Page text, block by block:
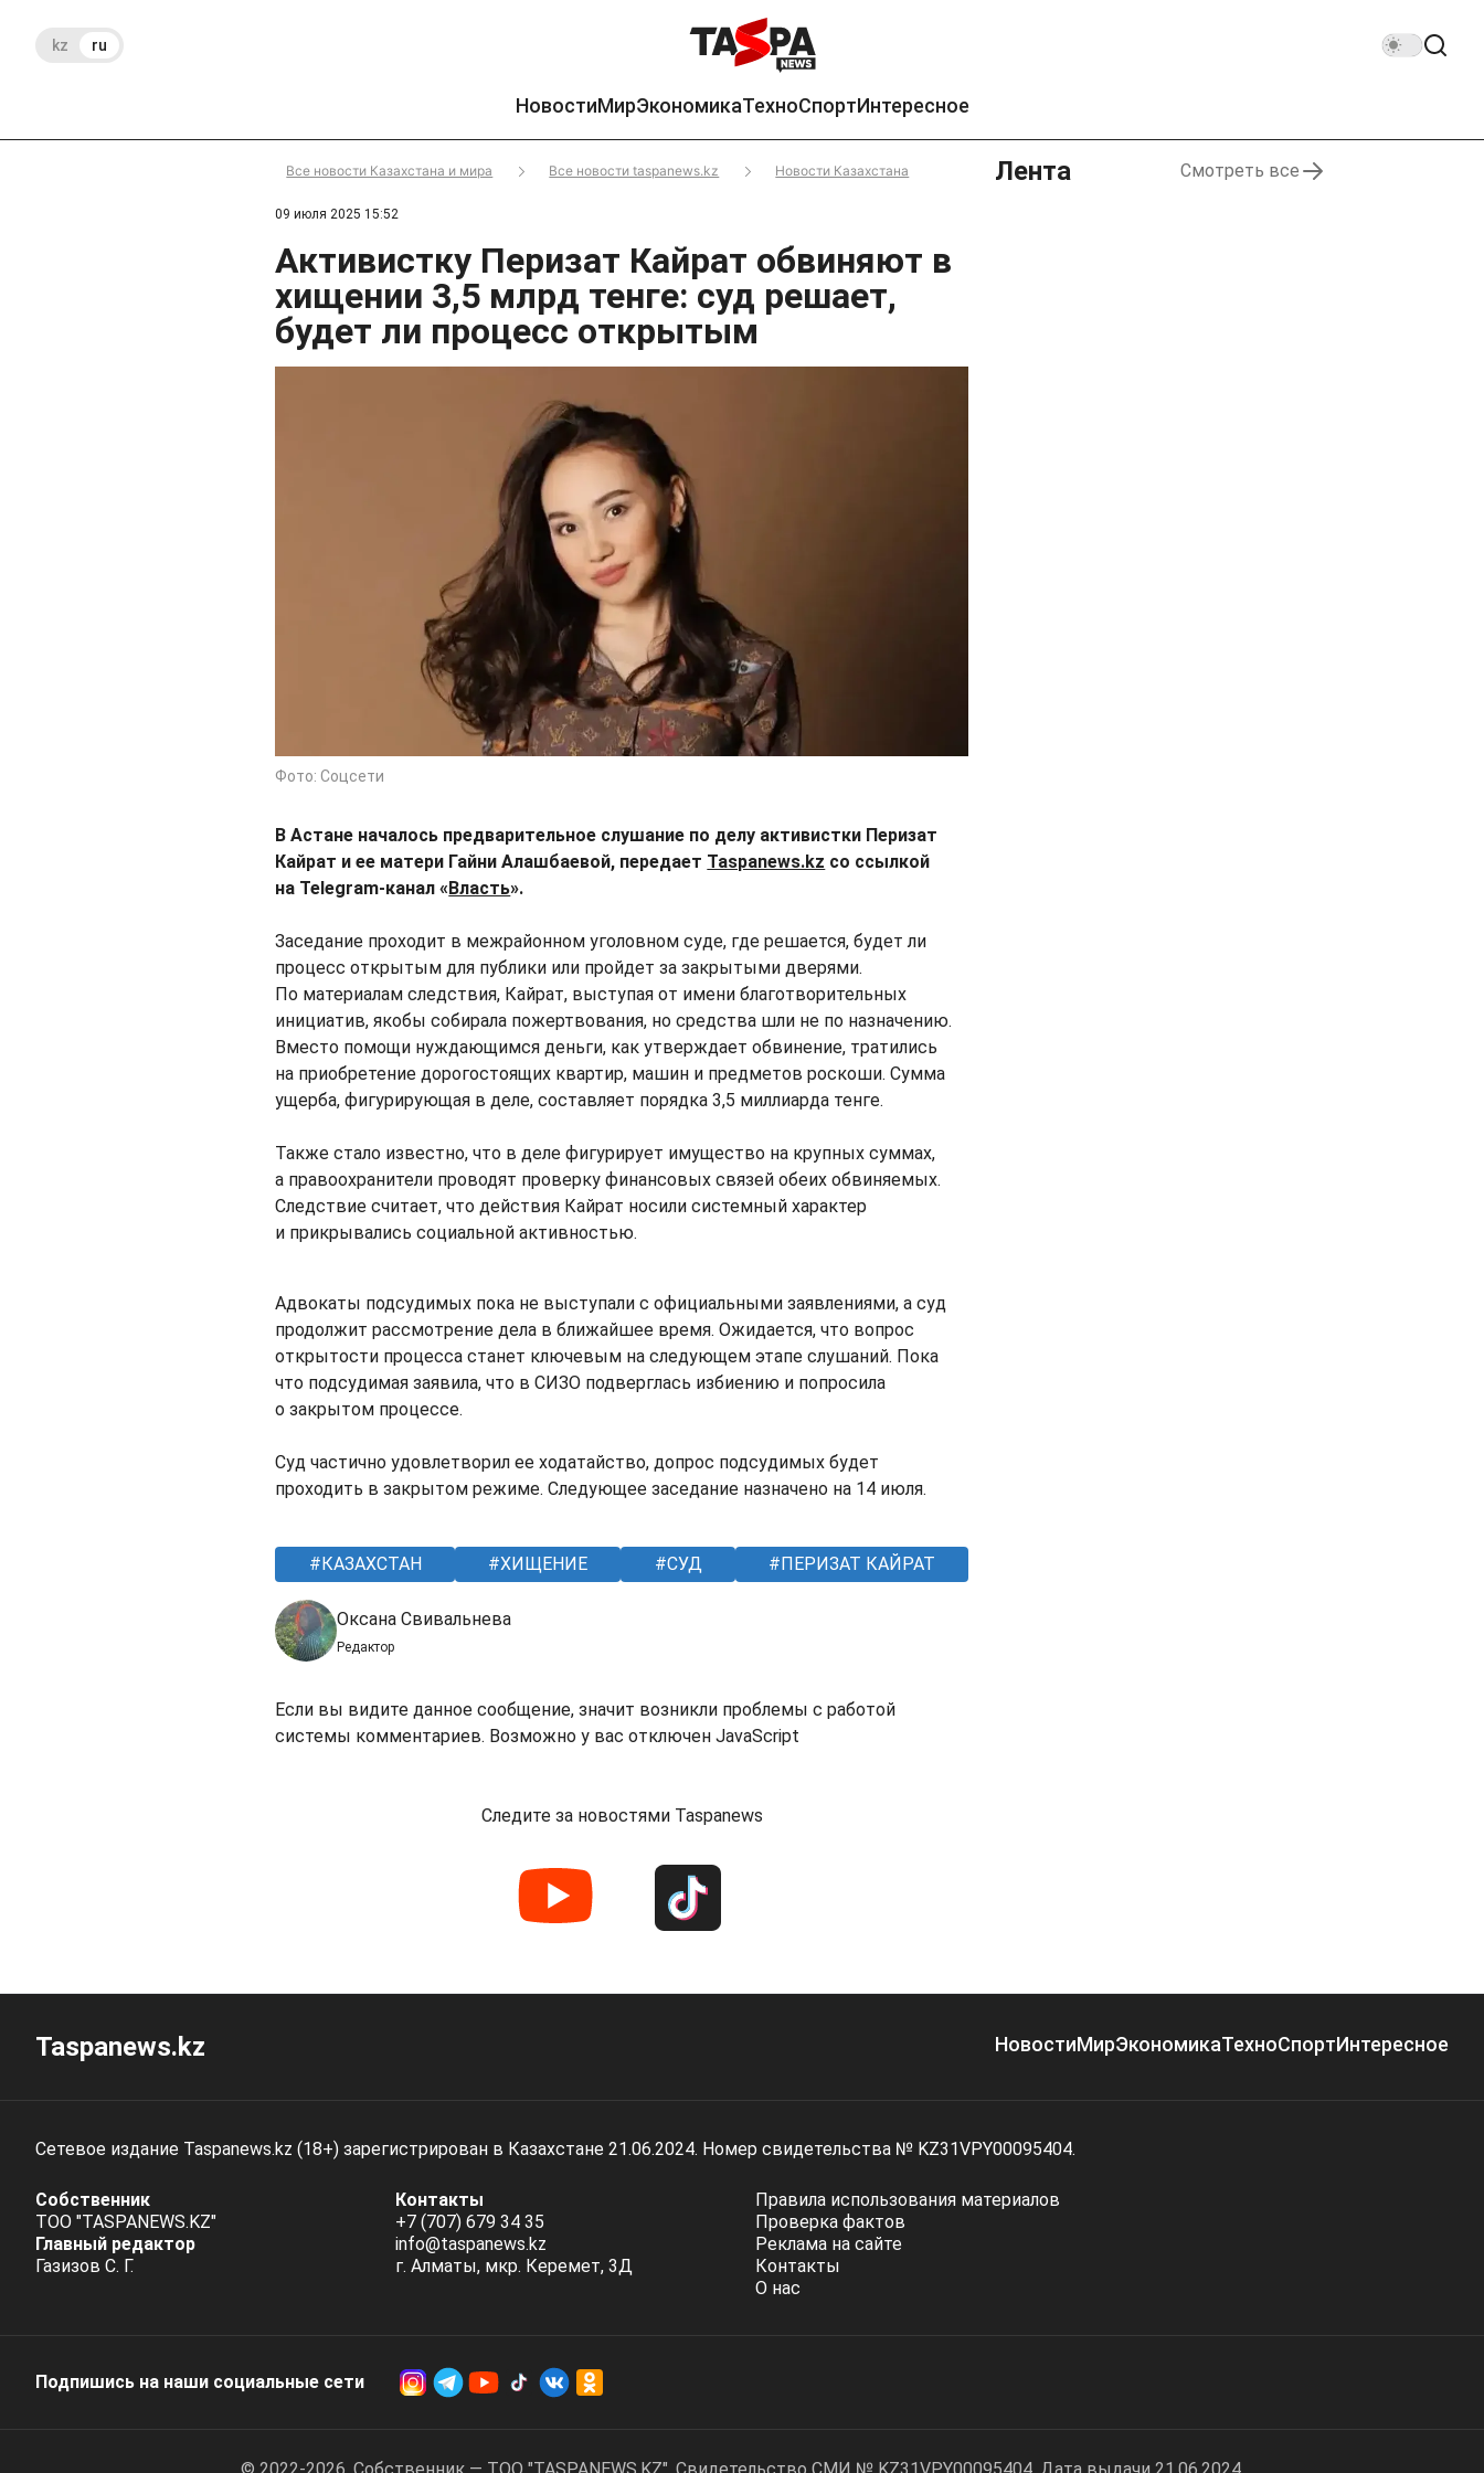
kz ru
НовостиМирЭкономикаТехноСпортИнтересное
Все новости Казахстана и мира Все новости taspanews.kz Новости Казахстана
09 июля 2025 15:52
Активистку Перизат Кайрат обвиняют в
хищении 3,5 млрд тенге: суд решает,
будет ли процесс открытым
Фото: Соцсети
В Астане началось предварительное слушание по делу активистки Перизат
Кайрат и ее матери Гайни Алашбаевой, передает Taspanews.kz со ссылкой
на Telegram-канал « Власть».
Заседание проходит в межрайонном уголовном суде, где решается, будет ли
процесс открытым для публики или пройдет за закрытыми дверями.
По материалам следствия, Кайрат, выступая от имени благотворительных
инициатив, якобы собирала пожертвования, но средства шли не по назначению.
Вместо помощи нуждающимся деньги, как утверждает обвинение, тратились
на приобретение дорогостоящих квартир, машин и предметов роскоши. Сумма
ущерба, фигурирующая в деле, составляет порядка 3,5 миллиарда тенге.
Также стало известно, что в деле фигурирует имущество на крупных суммах,
а правоохранители проводят проверку финансовых связей обеих обвиняемых.
Следствие считает, что действия Кайрат носили системный характер
и прикрывались социальной активностью.
Адвокаты подсудимых пока не выступали с официальными заявлениями, а суд
продолжит рассмотрение дела в ближайшее время. Ожидается, что вопрос
открытости процесса станет ключевым на следующем этапе слушаний. Пока
что подсудимая заявила, что в СИЗО подверглась избиению и попросила
о закрытом процессе.
Суд частично удовлетворил ее ходатайство, допрос подсудимых будет
проходить в закрытом режиме. Следующее заседание назначено на 14 июля.
КАЗАХСТАН ХИЩЕНИЕ СУД ПЕРИЗАТ КАЙРАТ
Оксана Свивальнева
Редактор
Если вы видите данное сообщение, значит возникли проблемы с работой
системы комментариев. Возможно у вас отключен JavaScript
Следите за новостями Taspanews
Лента Смотреть все
Taspanews.kz НовостиМирЭкономикаТехноСпортИнтересное
Сетевое издание Taspanews.kz (18+) зарегистрирован в Казахстане 21.06.2024. Номер свидетельства № KZ31VPY00095404.
Собственник
ТОО "TASPANEWS.KZ"
Главный редактор
Газизов С. Г.
Контакты
+7 (707) 679 34 35
info@taspanews.kz
г. Алматы, мкр. Керемет, 3Д
Правила использования материалов
Проверка фактов
Реклама на сайте
Контакты
О нас
Подпишись на наши социальные cети